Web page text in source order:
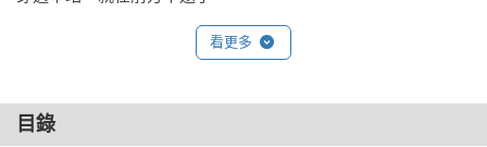
哎，今晚你要不要和我一起回去呢？和以前一樣，搭上電車，
【獲獎記錄】
看更多
目錄